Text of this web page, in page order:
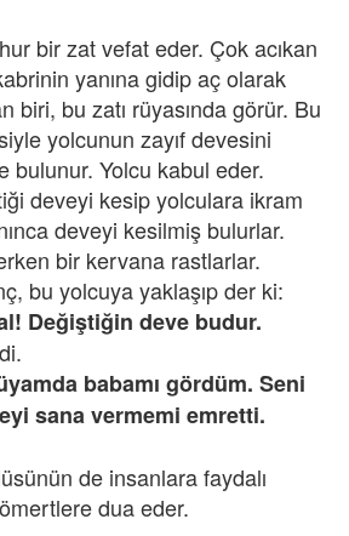
bir zat vefat eder. Çok acıkan
yanına gidip aç olarak
biri, bu zatı rüyasında görür. Bu
yolcunun zayıf devesini
bulunur. Yolcu kabul eder.
deveyi kesip yolculara ikram
deveyi kesilmiş bulurlar.
bir kervana rastlarlar.
bu yolcuya yaklaşıp der ki:
Değiştiğin deve budur.
babamı gördüm. Seni
sana vermemi emretti.
de insanlara faydalı
dua eder.